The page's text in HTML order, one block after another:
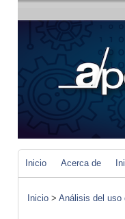
Inicio Acerca de
Inicio > Análisis del uso